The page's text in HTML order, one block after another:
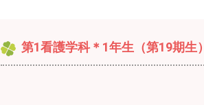
第1看護学科＊1年生（第19期生